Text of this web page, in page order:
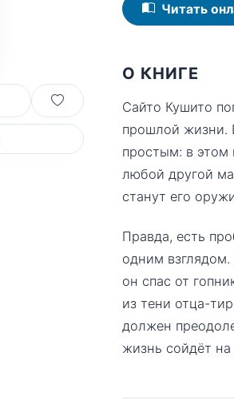
Читать
О КНИГЕ
Сайто Кушито
прошлой жизни.
простым: в этом
любой другой
станут его
Правда, есть
одним
он спас от
из тени отца-
должен
жизнь сойдёт на